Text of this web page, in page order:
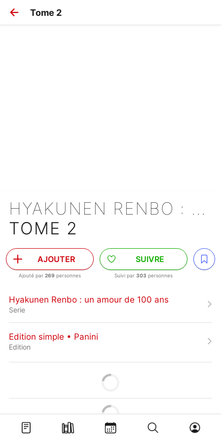
Tome 2
HYAKUNEN RENBO : UN AMOUR DE 100 ANS
TOME 2
AJOUTER
Ajouté par 269 personnes
SUIVRE
Suivi par 303 personnes
Hyakunen Renbo : un amour de 100 ans
Serie
Edition simple • Panini
Edition